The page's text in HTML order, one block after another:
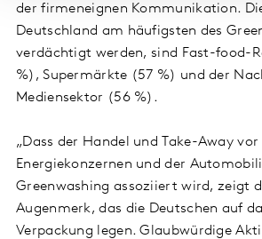
der firmeneignen Kommunikation.
Deutschland am häufigsten des
verdächtigt werden, sind Fast-food-
%), Supermärkte (57 %) und der
Mediensektor (56 %).
„Dass der Handel und Take-Away vor
Energiekonzernen und der
Greenwashing assoziiert wird, zeigt
Augenmerk, das die Deutschen auf
Verpackung legen. Glaubwürdige